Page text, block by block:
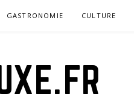
GASTRONOMIE CULTURE